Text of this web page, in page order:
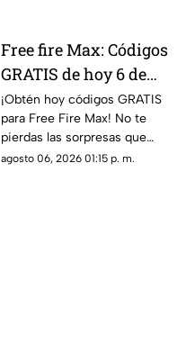
Free fire Max: Códigos
GRATIS de hoy 6 de
agosto de 2026.
¡Obtén hoy códigos GRATIS
para Free Fire Max! No te
pierdas las sorpresas que
traemos para ti en el mundo
agosto 06, 2026 01:15 p. m.